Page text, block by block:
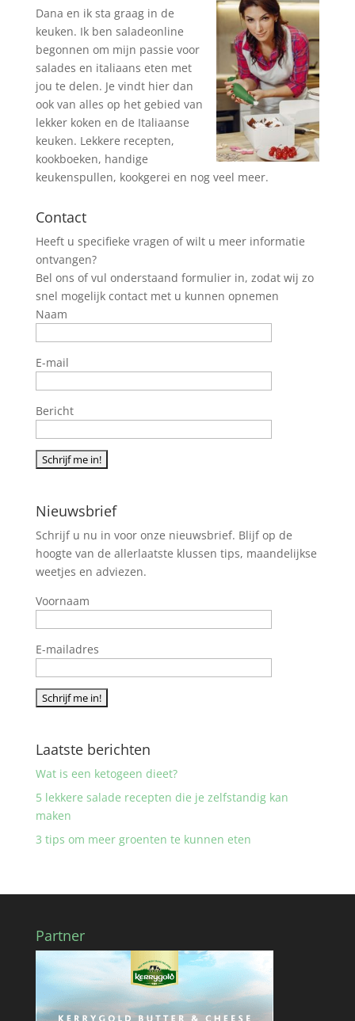
Dana en ik sta graag in de
keuken. Ik ben saladeonline
begonnen om mijn passie voor
salades en italiaans eten met
jou te delen. Je vindt hier dan
ook van alles op het gebied van
lekker koken en de Italiaanse
keuken. Lekkere recepten,
kookboeken, handige
keukenspullen, kookgerei en nog veel meer.
Contact
Heeft u specifieke vragen of wilt u meer informatie
ontvangen?
Bel ons of vul onderstaand formulier in, zodat wij zo
snel mogelijk contact met u kunnen opnemen
Naam
E-mail
Bericht
Nieuwsbrief
Schrijf u nu in voor onze nieuwsbrief. Blijf op de
hoogte van de allerlaatste klussen tips, maandelijkse
weetjes en adviezen.
Voornaam
E-mailadres
Laatste berichten
Wat is een ketogeen dieet?
5 lekkere salade recepten die je zelfstandig kan
maken
3 tips om meer groenten te kunnen eten
Partner